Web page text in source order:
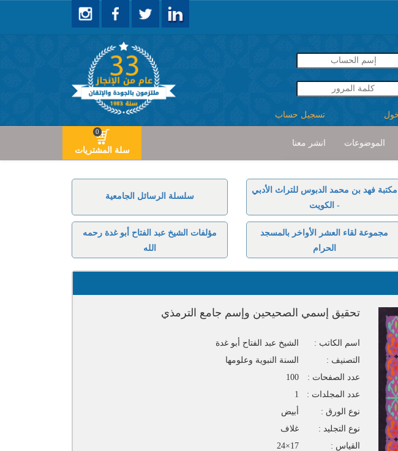
تسجيل حساب
الموضوعات
انشر معنا
سلة المشتريات
0
سلسلة الرسائل الجامعية
مكتبة فهد بن محمد الدبوس للتراث الأدبي
- الكويت
مؤلفات الشيخ عبد الفتاح أبو غدة رحمه
الله
مجموعة لقاء العشر الأواخر بالمسجد
الحرام
تحقيق إسمي الصحيحين وإسم جامع الترمذي
اسم الكاتب :
الشيخ عبد الفتاح أبو غدة
التصنيف :
السنة النبوية وعلومها
عدد الصفحات :
100
عدد المجلدات :
1
نوع الورق :
أبيض
نوع التجليد :
غلاف
القياس :
17×24